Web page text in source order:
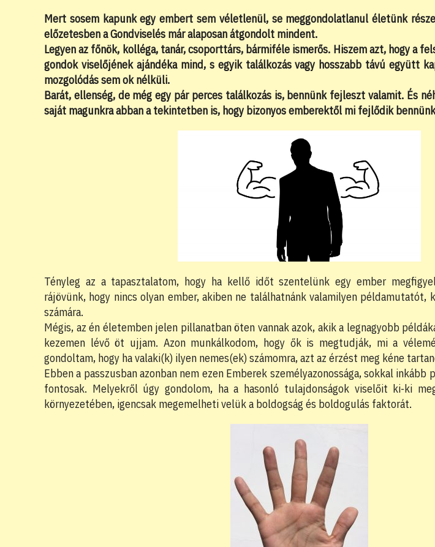
Mert sosem kapunk egy embert sem véletlenül, se meggondolatlanul életünk
előzetesben a Gondviselés már alaposan átgondolt mindent.
Legyen az főnök, kolléga, tanár, csoporttárs, bármiféle ismerős. Hiszem azt, hogy a
gondok viselőjének ajándéka mind, s egyik találkozás vagy hosszabb távú együtt
mozgolódás sem ok nélküli.
Barát, ellenség, de még egy pár perces találkozás is, bennünk fejleszt valamit. És
saját magunkra abban a tekintetben is, hogy bizonyos emberektől mi fejlődik
Tényleg az a tapasztalatom, hogy ha kellő időt szentelünk egy ember
rájövünk, hogy nincs olyan ember, akiben ne találhatnánk valamilyen példamutatót,
számára.
Mégis, az én életemben jelen pillanatban öten vannak azok, akik a legnagyobb
kezemen lévő öt ujjam. Azon munkálkodom, hogy ők is megtudják, mi a
gondoltam, hogy ha valaki(k) ilyen nemes(ek) számomra, azt az érzést meg kéne
Ebben a passzusban azonban nem ezen Emberek személyazonossága, sokkal
fontosak. Melyekről úgy gondolom, ha a hasonló tulajdonságok viselőit ki-ki
környezetében, igencsak megemelheti velük a boldogság és boldogulás faktorát.